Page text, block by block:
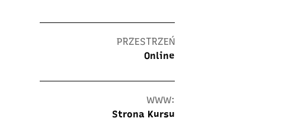
PRZESTRZEŃ
Online
WWW:
Strona Kursu